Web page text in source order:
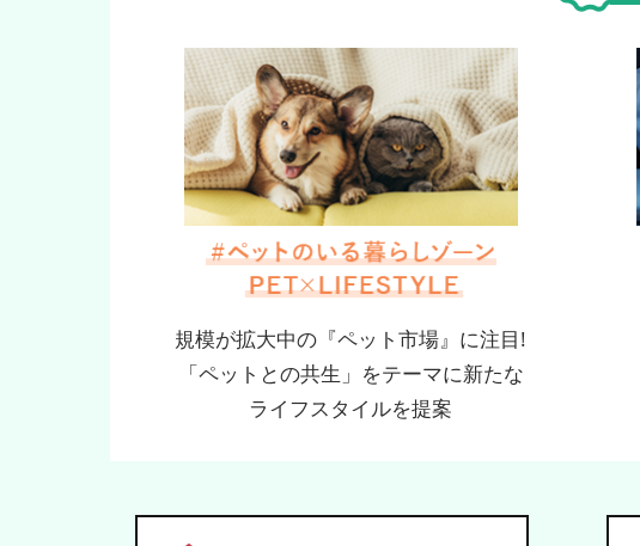
規模が拡大中の『ペット市場』に注目!
「ペットとの共生」をテーマに新たな
ライフスタイルを提案